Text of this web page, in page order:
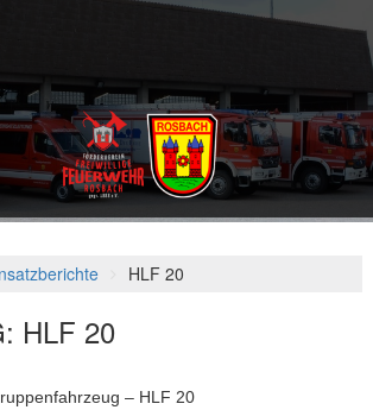
HLF 20
HLF 20
– HLF 20